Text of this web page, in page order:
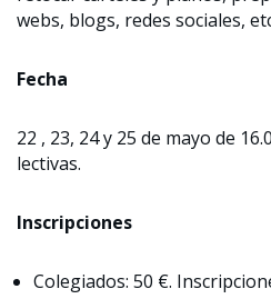
webs, blogs, redes sociales,
Fecha
22 , 23, 24 y 25 de mayo de
lectivas.
Inscripciones
Colegiados: 50 €.